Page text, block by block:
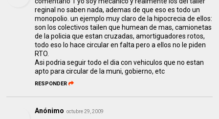
reginal no saben nada, ademas de que eso es todo un
monopolio. un ejemplo muy claro de la hipocrecia de ellos:
son los colectivos tailen que humean de mas, camionetas
de la policia que estan cruzadas, amortiguadores rotos,
todo eso lo hace circular en falta pero a ellos no le piden
RTO.
Asi podria seguir todo el dia con vehiculos que no estan
apto para circular de la muni, gobierno, etc
RESPONDER
Anónimo octubre 29, 2009